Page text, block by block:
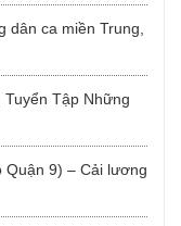
dân ca miền Trung,
Tập Những
Quận 9) – Cải lương